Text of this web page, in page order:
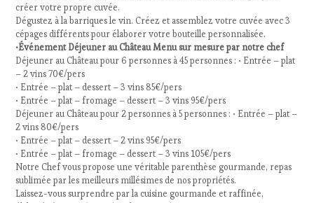
créer votre propre cuvée.
Dégustez à la barriques le vin. Créez et assemblez votre cuvée avec 3
cépages différents pour élaborer votre bouteille personnalisée.
•Événement Déjeuner au Château Menu sur mesure par notre chef
Déjeuner au Château pour 6 personnes à 45 personnes : • Entrée – plat
– 2 vins 70€/pers
• Entrée – plat – dessert – 3 vins 85€/pers
• Entrée – plat – fromage – dessert – 3 vins 95€/pers
Déjeuner au Château pour 2 personnes à 5 personnes : • Entrée – plat –
2 vins 80€/pers
• Entrée – plat – dessert – 2 vins 95€/pers
• Entrée – plat – fromage – dessert – 3 vins 105€/pers
Notre Chef vous propose une véritable parenthèse gourmande, repas
sublimée par les meilleurs millésimes de nos propriétés.
Laissez-vous surprendre par la cuisine gourmande et raffinée,